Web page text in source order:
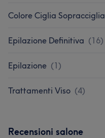
Colore Ciglia Sopracciglia
Epilazione Definitiva (16)
Epilazione (1)
Trattamenti Viso (4)
Recensioni salone